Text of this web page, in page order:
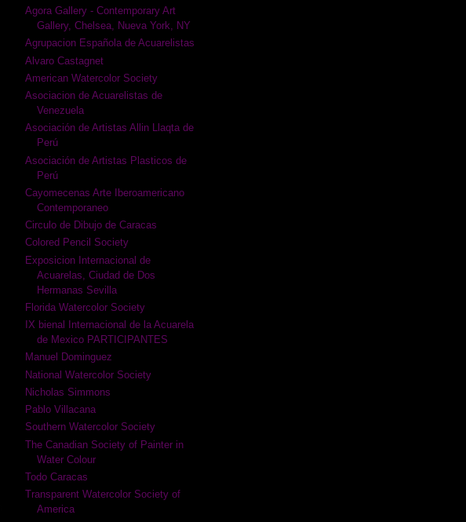
Agora Gallery - Contemporary Art
Gallery, Chelsea, Nueva York, NY
Agrupacion Española de Acuarelistas
Alvaro Castagnet
American Watercolor Society
Asociacion de Acuarelistas de
Venezuela
Asociación de Artistas Allin Llaqta de
Perú
Asociación de Artistas Plasticos de
Perú
Cayomecenas Arte Iberoamericano
Contemporaneo
Circulo de Dibujo de Caracas
Colored Pencil Society
Exposicion Internacional de
Acuarelas, Ciudad de Dos
Hermanas Sevilla
Florida Watercolor Society
IX bienal Internacional de la Acuarela
de Mexico PARTICIPANTES
Manuel Dominguez
National Watercolor Society
Nicholas Simmons
Pablo Villacana
Southern Watercolor Society
The Canadian Society of Painter in
Water Colour
Todo Caracas
Transparent Watercolor Society of
America